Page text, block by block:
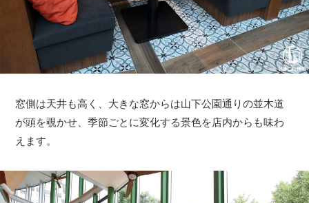
窓側は天井も高く、大きな窓からは山下公園通りの並木道
が頭を覗かせ、季節ごとに変化する景色を店内からも味わ
えます。